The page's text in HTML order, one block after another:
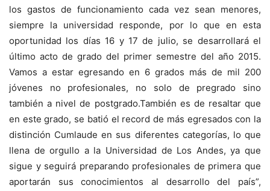
los gastos de funcionamiento cada vez sean menores,
siempre la universidad responde, por lo que en esta
oportunidad los días 16 y 17 de julio, se desarrollará el
último acto de grado del primer semestre del año 2015.
Vamos a estar egresando en 6 grados más de mil 200
jóvenes no profesionales, no solo de pregrado sino
también a nivel de postgrado.También es de resaltar que
en este grado, se batió el record de más egresados con la
distinción Cumlaude en sus diferentes categorías, lo que
llena de orgullo a la Universidad de Los Andes, ya que
sigue y seguirá preparando profesionales de primera que
aportarán sus conocimientos al desarrollo del país”,